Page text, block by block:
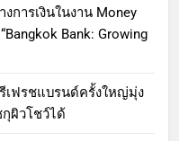
การเงินในงาน Money
Bank: Growing
เฟรชแบรนด์ครั้งใหญ่มุ่ง
ผิวโชว์ได้